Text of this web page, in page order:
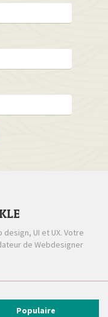
UI et UX. Votre
de Webdesigner
Populaire